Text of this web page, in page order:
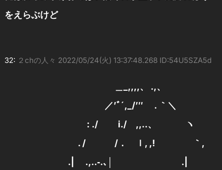
をえらぶけど
32: ２chの人々 2022/05/24(火) 13:37:48.268 ID:54U5SZA5d
＿_,,,,、 .,、
／’ﾞ´,_/’″ . ｀＼
: ./ i./ ,,..、 ヽ
. / /． ｌ, ,! ｀,
.| .,..‐.､│ .|